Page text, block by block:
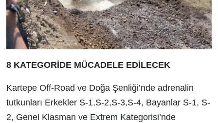
8 KATEGORİDE MÜCADELE EDİLECEK
Kartepe Off-Road ve Doğa Şenliği’nde adrenalin
tutkunları Erkekler S-1,S-2,S-3,S-4, Bayanlar S-1, S-
2, Genel Klasman ve Extrem Kategorisi’nde